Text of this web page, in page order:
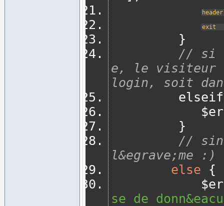
header
exit
}
// si
e, le visiteur
login, soit
}
//
l&egrave;me :)
else
{
se de